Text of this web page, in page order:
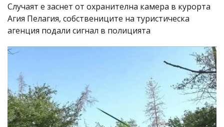
Случаят е заснет от охранителна камера в курорта
Агия Пелагия, собствениците на туристическа
агенция подали сигнал в полицията